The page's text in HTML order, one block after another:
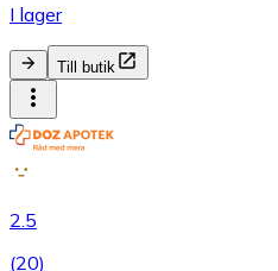
I lager
Till butik
2.5
(20)